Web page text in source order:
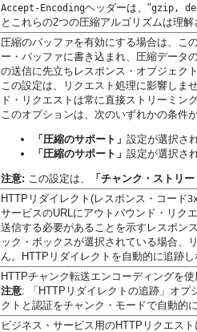
Accept-Encodingヘッダーは、"gzip,
とこれらの2つの圧縮アルゴリズムは理
圧縮のバッファを有効にする場合は、こ
ー・バッファに書き込まれ、圧縮データ
の送信に先立ちレスポンス・オブジェク
この設定は、リクエスト処理に影響しま
ド・リクエストは常に直接ストリーミン
このオプションは、次のいずれかの条件
「圧縮のサポート」 設定が選択さ
「圧縮のサポート」 設定が選択さ
注意: この設定は、
「チャンク・ストリ
HTTPリダイレクト(レスポンス・コード
サービスのURLにアウトバウンド・リク
送信する必要があることを示すレスポン
ック・ボックスが選択されている場合、
ん。HTTPリダイレクトを自動的に追跡
HTTPチャンク転送エンコーディングを
注意: 「HTTPリダイレクトの追跡」 オプ
クトと認証をチャンク・モードで自動的
ビジネス・サービス用のHTTPリクエス